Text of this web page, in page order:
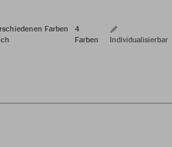
Farben
4
Farben
Individualisierbar